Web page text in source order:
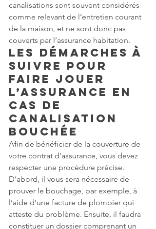
canalisations sont souvent considérés
comme relevant de l’entretien courant
de la maison, et ne sont donc pas
couverts par l’assurance habitation.
Les démarches à
suivre pour
faire jouer
l’assurance en
cas de
canalisation
bouchée
Afin de bénéficier de la couverture de
votre contrat d’assurance, vous devez
respecter une procédure précise.
D’abord, il vous sera nécessaire de
prouver le bouchage, par exemple, à
l’aide d’une facture de plombier qui
atteste du problème. Ensuite, il faudra
constituer un dossier comprenant un